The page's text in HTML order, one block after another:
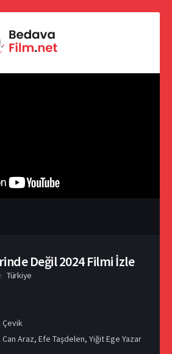
Değil 2024 Filmi İzle
Türkiye
Çevik
Araz, Efe Taşdelen, Yiğit Ege Yazar